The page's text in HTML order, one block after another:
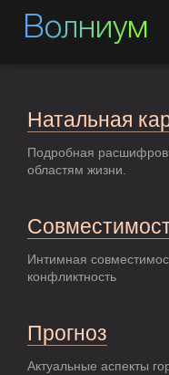
Волниум
Натальная
Подробная
областям жизни.
Интимная
конфликтность
Прогноз
Актуальные аспекты